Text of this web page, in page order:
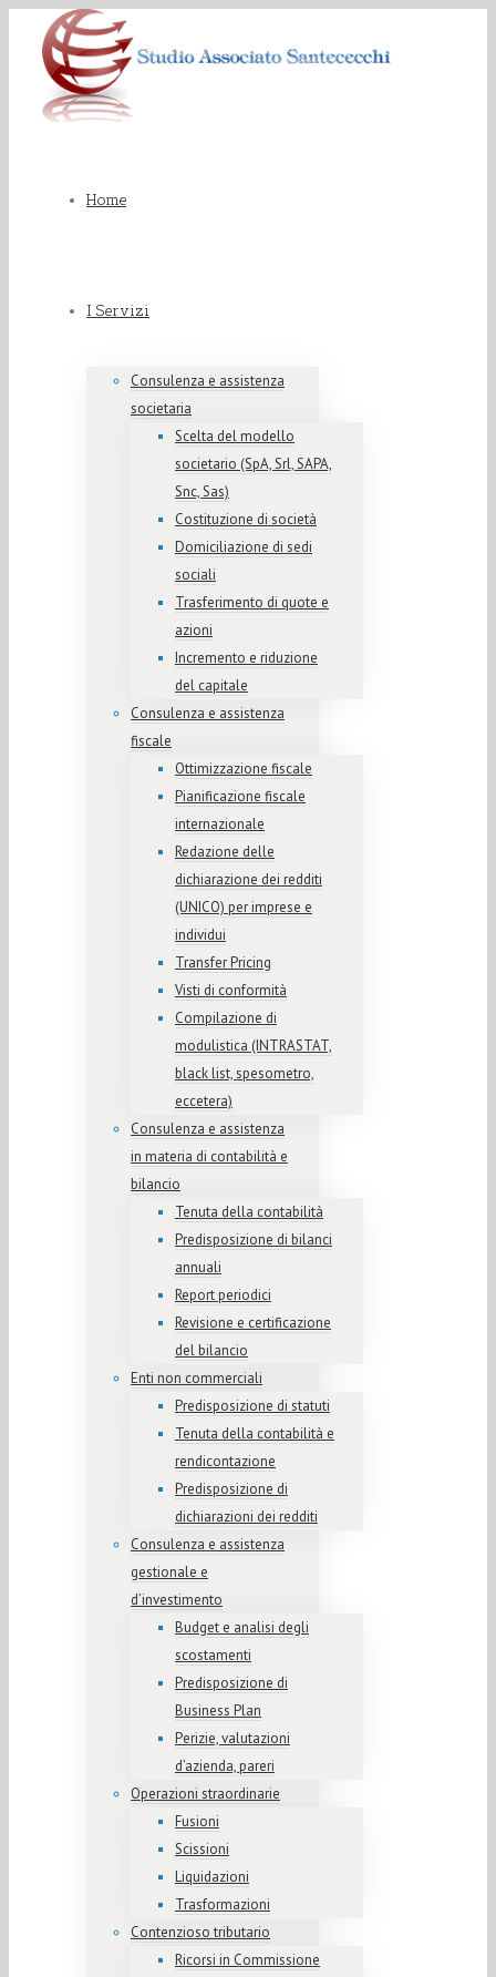
Home
I Servizi
Consulenza e assistenza
societaria
Scelta del modello
societario (SpA, Srl, SAPA,
Snc, Sas)
Costituzione di società
Domiciliazione di sedi
sociali
Trasferimento di quote e
azioni
Incremento e riduzione
del capitale
Consulenza e assistenza
fiscale
Ottimizzazione fiscale
Pianificazione fiscale
internazionale
Redazione delle
dichiarazione dei redditi
(UNICO) per imprese e
individui
Transfer Pricing
Visti di conformità
Compilazione di
modulistica (INTRASTAT,
black list, spesometro,
eccetera)
Consulenza e assistenza
in materia di contabilità e
bilancio
Tenuta della contabilità
Predisposizione di bilanci
annuali
Report periodici
Revisione e certificazione
del bilancio
Enti non commerciali
Predisposizione di statuti
Tenuta della contabilità e
rendicontazione
Predisposizione di
dichiarazioni dei redditi
Consulenza e assistenza
gestionale e
d’investimento
Budget e analisi degli
scostamenti
Predisposizione di
Business Plan
Perizie, valutazioni
d’azienda, pareri
Operazioni straordinarie
Fusioni
Scissioni
Liquidazioni
Trasformazioni
Contenzioso tributario
Ricorsi in Commissione